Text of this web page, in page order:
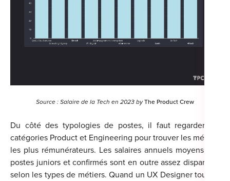
Source : Salaire de la Tech en 2023 byThe Product Crew
Du côté des typologies de postes, il faut regarder les
catégories Product et Engineering pour trouver les métiers
les plus rémunérateurs. Les salaires annuels moyens des
postes juniors et confirmés sont en outre assez disparates
selon les types de métiers. Quand un UX Designer touche